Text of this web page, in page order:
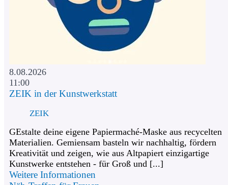
8.08.2026
11:00
ZEIK in der Kunstwerkstatt
ZEIK
GEstalte deine eigene Papiermaché-Maske aus recycelten
Materialien. Gemiensam basteln wir nachhaltig, fördern
Kreativität und zeigen, wie aus Altpapiert einzigartige
Kunstwerke entstehen - für Groß und [...]
Weitere Informationen